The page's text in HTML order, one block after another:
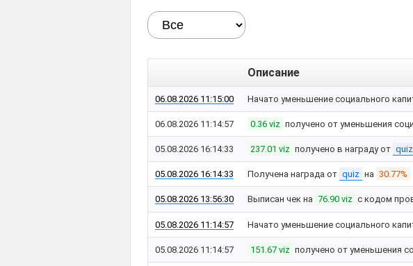
Описание
06.08.2026 11:15:00 Начато уменьшение социального
06.08.2026 11:14:57 0.36 viz получено от уменьшения
05.08.2026 16:14:33 237.01 viz получено в награду от quiz
05.08.2026 16:14:33 Получена награда от quiz на 30.77%
05.08.2026 13:56:30 Выписан чек на 76.90 viz с кодом
05.08.2026 11:14:57 Начато уменьшение социального
05.08.2026 11:14:57 151.67 viz получено от уменьшения